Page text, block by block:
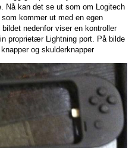
Nå kan det se ut som om Logitech
kommer ut med en egen
nedenfor viser en kontroller
proprietær Lightning port. På bilde
og skulderknapper